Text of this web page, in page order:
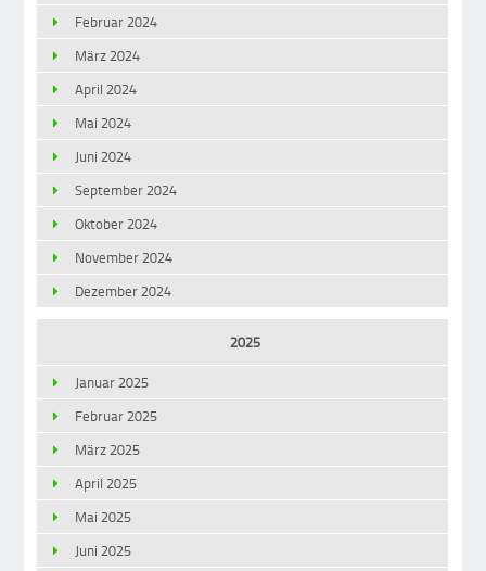
Februar 2024
März 2024
April 2024
Mai 2024
Juni 2024
September 2024
Oktober 2024
November 2024
Dezember 2024
2025
Januar 2025
Februar 2025
März 2025
April 2025
Mai 2025
Juni 2025